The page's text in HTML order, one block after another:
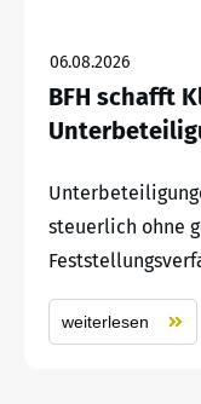
06.08.2026
BFH schafft
steuerlich ohne
weiterlesen